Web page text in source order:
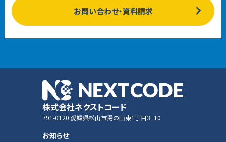
お問い合わせ・資料請求
株式会社ネクストコード
791-0120 愛媛県松山市湯の山東1丁目3−10
お知らせ